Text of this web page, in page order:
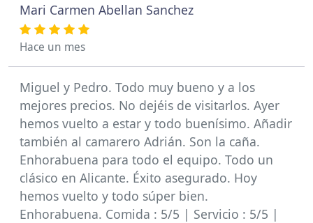
Mari Carmen Abellan Sanchez
Hace un mes
Miguel y Pedro. Todo muy bueno y a los
mejores precios. No dejéis de visitarlos. Ayer
hemos vuelto a estar y todo buenísimo. Añadir
también al camarero Adrián. Son la caña.
Enhorabuena para todo el equipo. Todo un
clásico en Alicante. Éxito asegurado. Hoy
hemos vuelto y todo súper bien.
Enhorabuena. Comida : 5/5 | Servicio : 5/5 |